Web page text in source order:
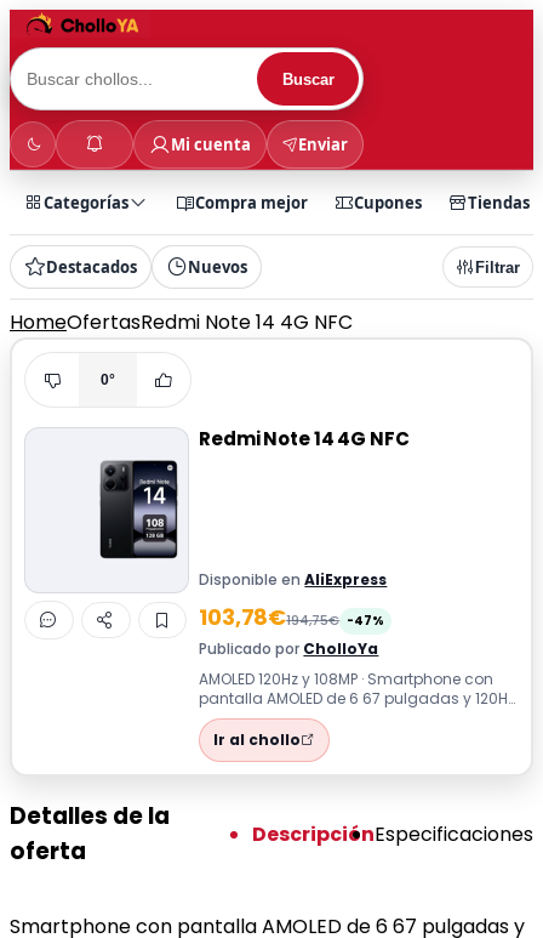
Buscar
Mi cuenta Enviar
Categorías Compra mejor Cupones Tiendas
Destacados Nuevos Filtrar
HomeOfertasRedmi Note 14 4G NFC
0°
Redmi Note 14 4G NFC
Disponible enAliExpress
103,78€194,75€ -47%
Publicado por CholloYa
AMOLED 120Hz y 108MP · Smartphone con
pantalla AMOLED de 6 67 pulgadas y 120Hz
Cámara principal de 108MP para fotos n...
Ir al chollo
Detalles de la
oferta
DescripciónEspecificaciones
Smartphone con pantalla AMOLED de 6 67 pulgadas y